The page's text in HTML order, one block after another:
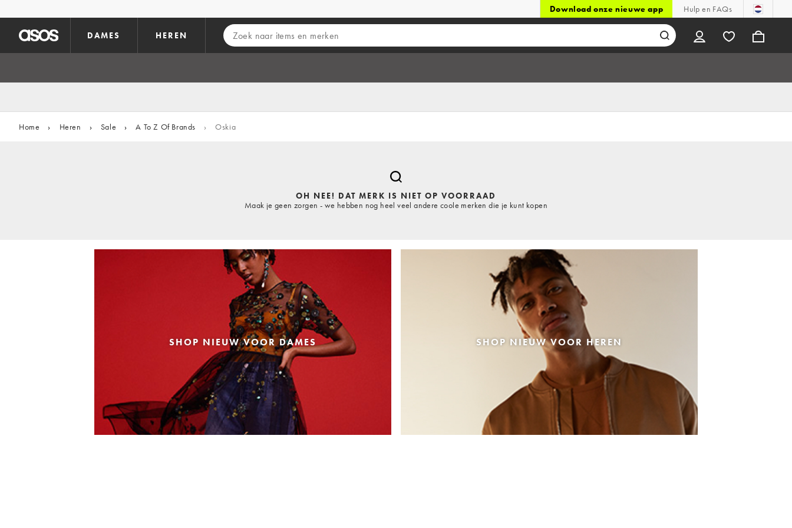
Download onze nieuwe app Hulp en FAQs
DAMES HEREN
Home › Heren › Sale › A To Z Of Brands › Oskia
OH NEE! DAT MERK IS NIET OP VOORRAAD
Maak je geen zorgen - we hebben nog heel veel andere coole merken die je kunt kopen
SHOP NIEUW VOOR DAMES SHOP NIEUW VOOR HEREN